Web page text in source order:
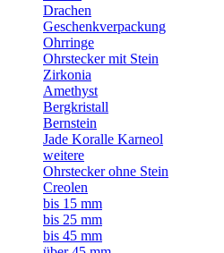
Drachen
Geschenkverpackung
Ohrringe
Ohrstecker mit Stein
Zirkonia
Amethyst
Bergkristall
Bernstein
Jade Koralle Karneol
weitere
Ohrstecker ohne Stein
Creolen
bis 15 mm
bis 25 mm
bis 45 mm